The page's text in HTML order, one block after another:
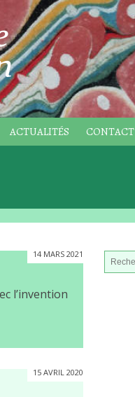
ACTUALITÉS CONTACT
14 MARS 2021
l’invention
15 AVRIL 2020